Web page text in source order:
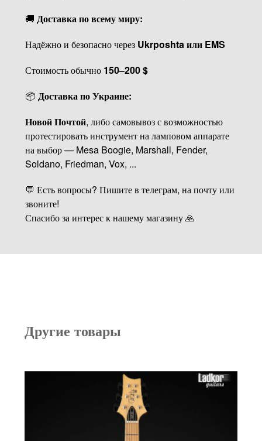
🚚 Доставка по всему миру:
Надёжно и безопасно через Ukrposhta или EMS
Стоимость обычно 150–200 $
📦 Доставка по Украине:
Новой Почтой, либо самовывоз с возможностью
протестировать инструмент на ламповом аппарате
на выбор — Mesa Boogie, Marshall, Fender,
Soldano, Friedman, Vox, ...
💬 Есть вопросы? Пишите в телеграм, на почту или
звоните!
Спасибо за интерес к нашему магазину 🙏
Другие товары